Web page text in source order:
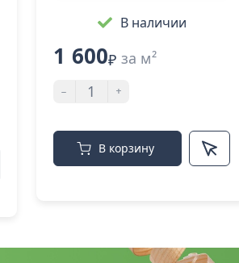
В наличии
1 600₽ за м²
- +
В корзину